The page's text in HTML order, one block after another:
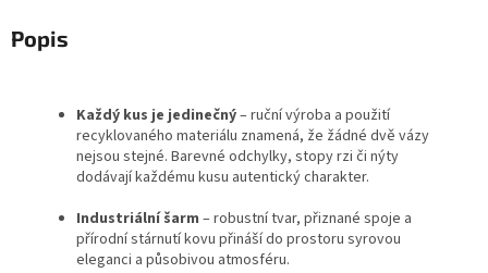
Popis
Každý kus je jedinečný– ruční výroba a použití
recyklovaného materiálu znamená, že žádné dvě vázy
nejsou stejné. Barevné odchylky, stopy rzi či nýty
dodávají každému kusu autentický charakter.
Industriální šarm – robustní tvar, přiznané spoje a
přírodní stárnutí kovu přináší do prostoru syrovou
eleganci a působivou atmosféru.